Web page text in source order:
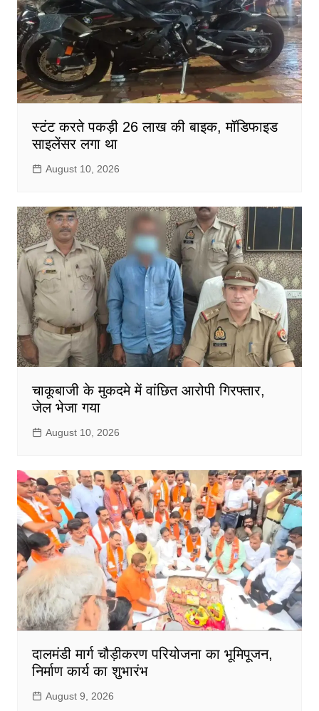
स्टंट करते पकड़ी 26 लाख की बाइक, मॉडिफाइड
साइलेंसर लगा था
August 10, 2026
चाकूबाजी के मुकदमे में वांछित आरोपी गिरफ्तार,
जेल भेजा गया
August 10, 2026
दालमंडी मार्ग चौड़ीकरण परियोजना का भूमिपूजन,
निर्माण कार्य का शुभारंभ
August 9, 2026